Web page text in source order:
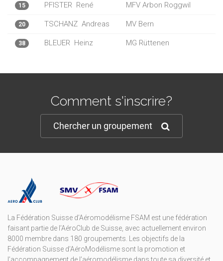
15 PFISTER René MFV Arbon Roggwil
20 TSCHANZ Andreas MV Bern
38 BLEUER Heinz MG Rüttenen
Comment s'inscrire?
Chercher un groupement
La Fédération Suisse d’Aéromodélisme FSAM est une fédération
faisant partie de l’AéroClub de Suisse, avec actuellement environ
8000 membre dans 180 groupements. Les objectifs de la
Fédération Suisse d’AéroModélisme sont la promotion et